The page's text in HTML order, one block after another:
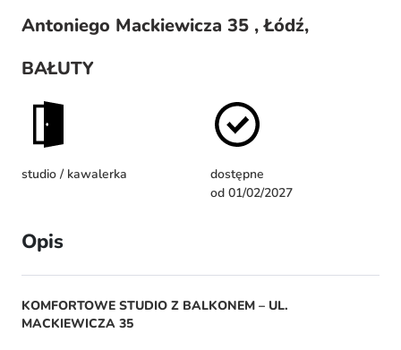
Antoniego Mackiewicza 35 , Łódź,
BAŁUTY
studio / kawalerka
dostępne
od 01/02/2027
Opis
KOMFORTOWE STUDIO Z BALKONEM – UL.
MACKIEWICZA 35